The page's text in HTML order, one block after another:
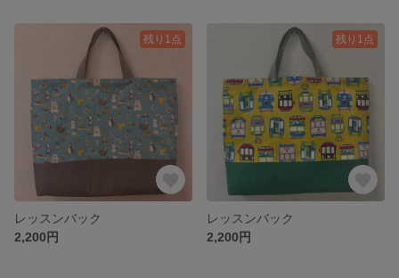
残り1点
レッスンバック
2,200円
残り1点
レッスンバック
2,200円